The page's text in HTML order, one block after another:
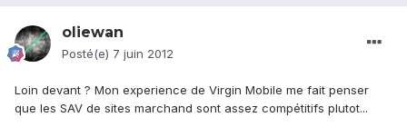
oliewan
Posté(e) 7 juin 2012
Loin devant ? Mon experience de Virgin Mobile me fait penser
que les SAV de sites marchand sont assez compétitifs plutot...